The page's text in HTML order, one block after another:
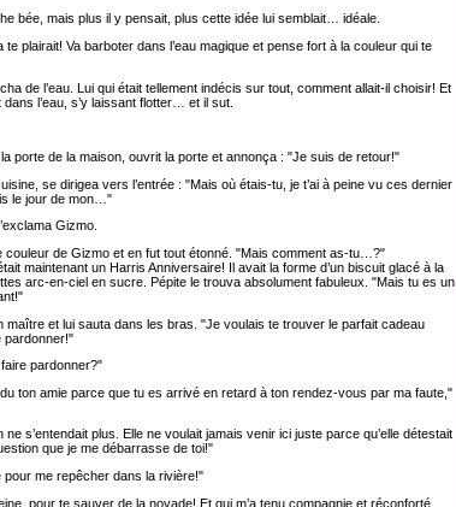
bée, mais plus il y pensait, plus cette idée lui semblait… idéale.
plairait! Va barboter dans l’eau magique et pense fort à la couleur qui te
de l’eau. Lui qui était tellement indécis sur tout, comment allait-il choisir! Et
l’eau, s’y laissant flotter… et il sut.
porte de la maison, ouvrit la porte et annonça : "Je suis de retour!"
se dirigea vers l’entrée : "Mais où étais-tu, je t’ai à peine vu ces dernier
le jour de mon…"
Gizmo.
de Gizmo et en fut tout étonné. "Mais comment as-tu…?"
maintenant un Harris Anniversaire! Il avait la forme d’un biscuit glacé à la
arc-en-ciel en sucre. Pépite le trouva absolument fabuleux. "Mais tu es un
et lui sauta dans les bras. "Je voulais te trouver le parfait cadeau
pardonner!"
pardonner?"
ton amie parce que tu es arrivé en retard à ton rendez-vous par ma faute,"
s’entendait plus. Elle ne voulait jamais venir ici juste parce qu’elle détestait
que je me débarrasse de toi!"
me repêcher dans la rivière!"
pour te sauver de la noyade! Et qui m’a tenu compagnie et réconforté